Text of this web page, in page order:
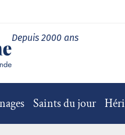
Depuis 2000 ans
Saints du jour